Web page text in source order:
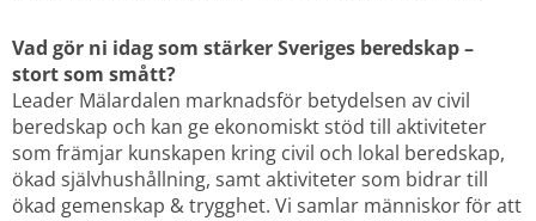
Vad gör ni idag som stärker Sveriges beredskap –
stort som smått?
Leader Mälardalen marknadsför betydelsen av civil
beredskap och kan ge ekonomiskt stöd till aktiviteter
som främjar kunskapen kring civil och lokal beredskap,
ökad självhushållning, samt aktiviteter som bidrar till
ökad gemenskap & trygghet. Vi samlar människor för att